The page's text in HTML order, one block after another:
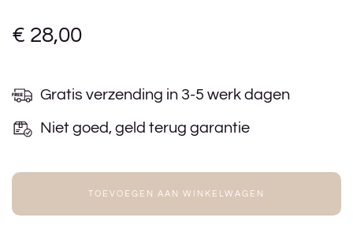
€ 28,00
Gratis verzending in 3-5 werk dagen
Niet goed, geld terug garantie
TOEVOEGEN AAN WINKELWAGEN